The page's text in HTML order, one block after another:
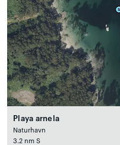
Playa arnela
Naturhavn
3.2 nm S